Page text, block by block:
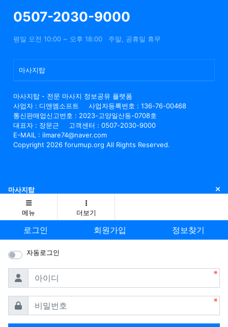
0507-2030-9000
평일 오전 10:00 ~ 오후 18:00 주말, 공휴일 휴무
마사지탑
마사지탑 - 전문 마사지 정보공유 플랫폼
사업자 : 디앤엠소프트
사업자등록번호 : 136-76-00468
통신판매업신고번호 : 2023-고양일산동-0708호
대표자 : 장문근
고객센터 : 0507-2030-9000
E-MAIL : ilmare74@naver.com
Copyright 2026 forumup.org All Rights Reserved.
마사지탑 닫
메뉴 더보기
로그인 회원가입 정보찾기
자동로그인
아이디
비밀번호